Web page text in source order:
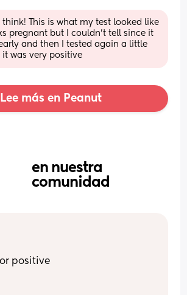
think! This is what my test looked like
pregnant but I couldn’t tell since it
and then I tested again a little
it was very positive
Lee más en Peanut
en nuestra
comunidad
positive